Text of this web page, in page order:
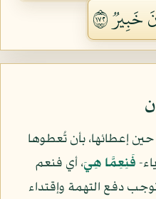
٢٧١
حين إعطائها، بأن تُعطوها
فَنِعِمَّا هِيَ، أي فنعم
دفع التهمة وإقتداء